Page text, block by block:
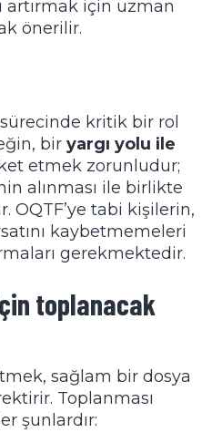
artırmak için uzman
önerilir.
kritik bir rol
bir yargı yolu ile
etmek zorunludur;
alınması ile birlikte
OQTF’ye tabi kişilerin,
kaybetmemeleri
gerekmektedir.
toplanacak
sağlam bir dosya
Toplanması
şunlardır: